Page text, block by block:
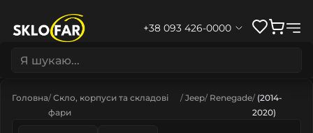
+38 093 426-0000
Головна Скло, корпуси та складові
фари
Jeep Renegade (2014-
2020)